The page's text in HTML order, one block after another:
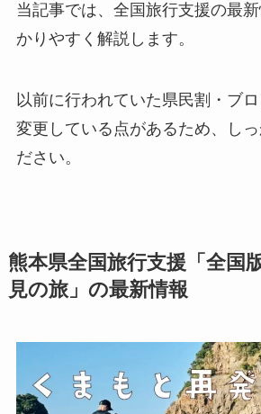
当記事では、全国旅行支援の最
かりやすく解説します。
以前に行われていた県民割・ブ
変更している点があるため、し
ださい。
熊本県全国旅行支援「全国
見の旅」の最新情報